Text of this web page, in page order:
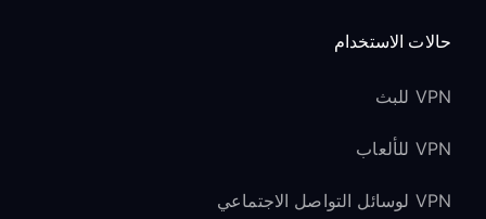
حالات الاستخدام
VPN للبث
VPN للألعاب
VPN لوسائل التواصل الاجتماعي